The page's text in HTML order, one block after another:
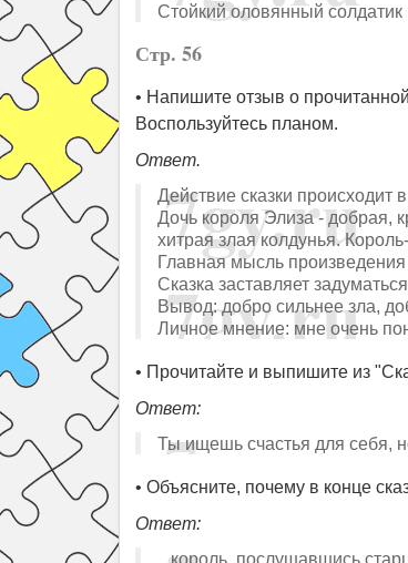
Стойкий оловянный солдатик
Стр. 56
• Напишите отзыв о
Воспользуйтесь планом.
Ответ.
Действие сказки происходит
Дочь короля Элиза - добрая,
хитрая злая колдунья.
Главная мысль
Сказка заставляет
Вывод: добро сильнее зла,
Личное мнение: мне очень
• Прочитайте и выпишите из
Ответ:
Ты ищешь счастья для себя,
• Объясните, почему в конце
Ответ:
...король, послушавшись